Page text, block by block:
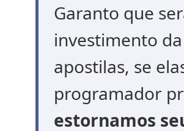
Garanto que
investimento
apostilas, se
programador
estornamos